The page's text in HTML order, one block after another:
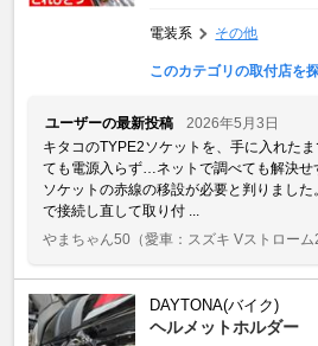
電装系 その他
このカテゴリの取付店を
ユーザーの最新投稿
2026年5月3日
キタコのTYPE2ソケットを、手に入れた
ても電源入らず…ネットで調べても解決せ
ソケットの赤線の移設が必要と判りまし
で接続し直して取り付 ...
やまちゃん50 （愛車：スズキ Vストローム
DAYTONA(バイク)
ヘルメットホルダー